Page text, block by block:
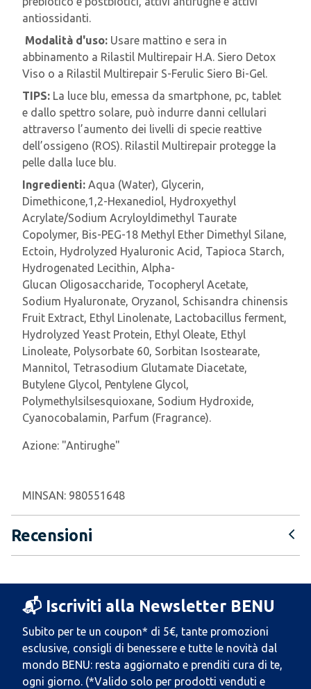
antiossidanti.
Modalità d'uso: Usare mattino e sera in
abbinamento a Rilastil Multirepair H.A. Siero Detox
Viso o a Rilastil Multirepair S-Ferulic Siero Bi-Gel.
TIPS: La luce blu, emessa da smartphone, pc, tablet
e dallo spettro solare, può indurre danni cellulari
attraverso l’aumento dei livelli di specie reattive
dell’ossigeno (ROS). Rilastil Multirepair protegge la
pelle dalla luce blu.
Ingredienti: Aqua (Water), Glycerin,
Dimethicone,1,2-Hexanediol, Hydroxyethyl
Acrylate/Sodium Acryloyldimethyl Taurate
Copolymer, Bis-PEG-18 Methyl Ether Dimethyl Silane,
Ectoin, Hydrolyzed Hyaluronic Acid, Tapioca Starch,
Hydrogenated Lecithin, Alpha-
Glucan Oligosaccharide, Tocopheryl Acetate,
Sodium Hyaluronate, Oryzanol, Schisandra chinensis
Fruit Extract, Ethyl Linolenate, Lactobacillus ferment,
Hydrolyzed Yeast Protein, Ethyl Oleate, Ethyl
Linoleate, Polysorbate 60, Sorbitan Isostearate,
Mannitol, Tetrasodium Glutamate Diacetate,
Butylene Glycol, Pentylene Glycol,
Polymethylsilsesquioxane, Sodium Hydroxide,
Cyanocobalamin, Parfum (Fragrance).
Azione: "Antirughe"
MINSAN: 980551648
Recensioni
📬 Iscriviti alla Newsletter BENU
Subito per te un coupon* di 5€, tante promozioni
esclusive, consigli di benessere e tutte le novità dal
mondo BENU: resta aggiornato e prenditi cura di te,
ogni giorno. (*Valido solo per prodotti venduti e